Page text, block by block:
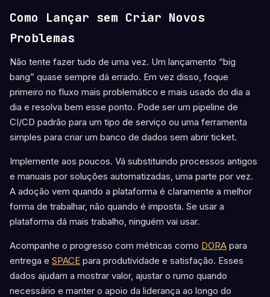
Como Lançar sem Criar Novos
Problemas
Não tente fazer tudo de uma vez. Um lançamento “big
bang” quase sempre dá errado. Em vez disso, foque
primeiro no fluxo mais problemático e mais usado do dia a
dia e resolva bem esse ponto. Pode ser um pipeline de
CI/CD padrão para um tipo de serviço ou uma ferramenta
simples para criar um banco de dados sem abrir ticket.
Implemente aos poucos. Vá substituindo processos antigos
e manuais por soluções automatizadas, uma parte por vez.
A adoção vem quando a plataforma é claramente a melhor
forma de trabalhar, não quando é imposta. Se usar a
plataforma dá mais trabalho, ninguém vai usar.
Acompanhe o progresso com métricas como DORA para
entrega e SPACE para produtividade e satisfação. Esses
dados ajudam a mostrar valor, ajustar o rumo quando
necessário e manter o apoio da liderança ao longo do